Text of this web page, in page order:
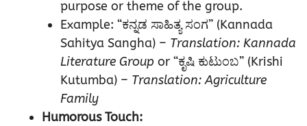
purpose or theme of the group.
Example: “ಕನ್ನಡ ಸಾಹಿತ್ಯ ಸಂಗ” (Kannada
Sahitya Sangha) – Translation: Kannada
Literature Group or “ಕೃಷಿ ಕುಟುಂಬ” (Krishi
Kutumba) – Translation: Agriculture
Family
Humorous Touch: